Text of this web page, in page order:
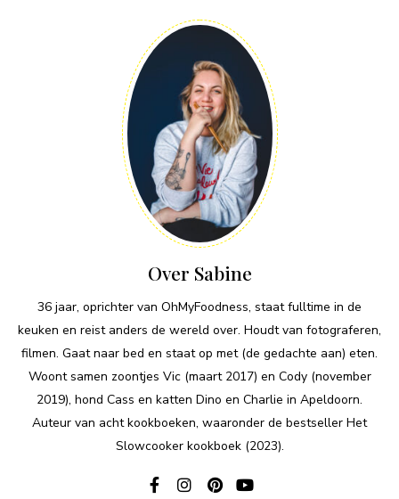
Over Sabine
36 jaar, oprichter van OhMyFoodness, staat fulltime in de
keuken en reist anders de wereld over. Houdt van fotograferen,
filmen. Gaat naar bed en staat op met (de gedachte aan) eten.
Woont samen zoontjes Vic (maart 2017) en Cody (november
2019), hond Cass en katten Dino en Charlie in Apeldoorn.
Auteur van acht kookboeken, waaronder de bestseller Het
Slowcooker kookboek (2023).